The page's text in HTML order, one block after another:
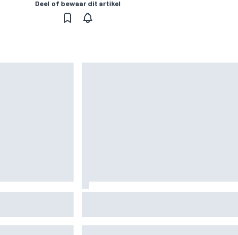
Deel of bewaar dit artikel